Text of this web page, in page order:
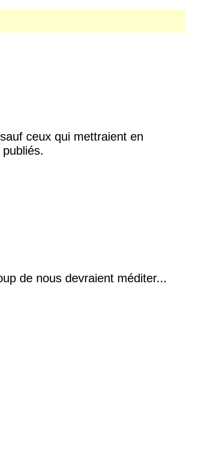
ceux qui mettraient en
de nous devraient méditer...